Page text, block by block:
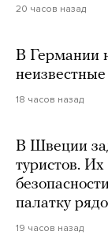
20 часов назад
В Германии
18 часов назад
В Швеции
туристов. Их
палатку
19 часов назад